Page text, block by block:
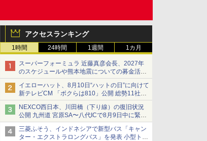
アクセスランキング
1時間 24時間 1週間 1カ月
スーパーフォーミュラ 近藤真彦会長、2027年
のスケジュールや熊本地震についての募金活動
を紹介
イエローハット、8月10日“ハットの日”に向けて
新テレビCM 「ボクらは810」公開 総勢11社
107名が参画
NEXCO西日本、川田橋（下り線）の復旧状況
公開 九州道 宮原SA〜八代ICで8月9日中に緊急
車両を通行可能に
三菱ふそう、インドネシアで新型バス「キャン
ター・エクストラロングバス」を発表 小型トラ